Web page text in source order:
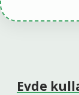
Evde